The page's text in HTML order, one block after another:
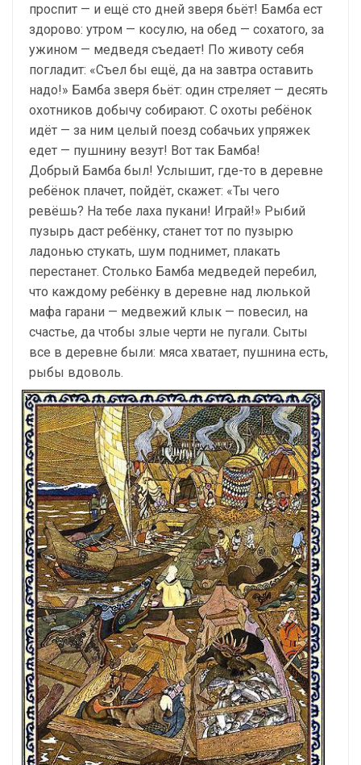
проспит — и ещё сто дней зверя бьёт! Бамба ест
здорово: утром — косулю, на обед — сохатого, за
ужином — медведя съедает! По животу себя
погладит: «Съел бы ещё, да на завтра оставить
надо!» Бамба зверя бьёт: один стреляет — десять
охотников добычу собирают. С охоты ребёнок
идёт — за ним целый поезд собачьих упряжек
едет — пушнину везут! Вот так Бамба!
Добрый Бамба был! Услышит, где-то в деревне
ребёнок плачет, пойдёт, скажет: «Ты чего
ревёшь? На тебе лаха пукани! Играй!» Рыбий
пузырь даст ребёнку, станет тот по пузырю
ладонью стукать, шум поднимет, плакать
перестанет. Столько Бамба медведей перебил,
что каждому ребёнку в деревне над люлькой
мафа гарани — медвежий клык — повесил, на
счастье, да чтобы злые черти не пугали. Сыты
все в деревне были: мяса хватает, пушнина есть,
рыбы вдоволь.